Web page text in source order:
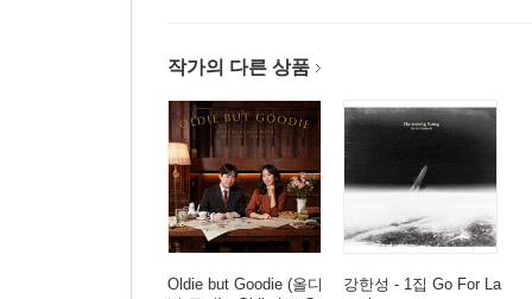
작가의 다른 상품
Oldie but Goodie (올디
강한성 - 1집 Go For La